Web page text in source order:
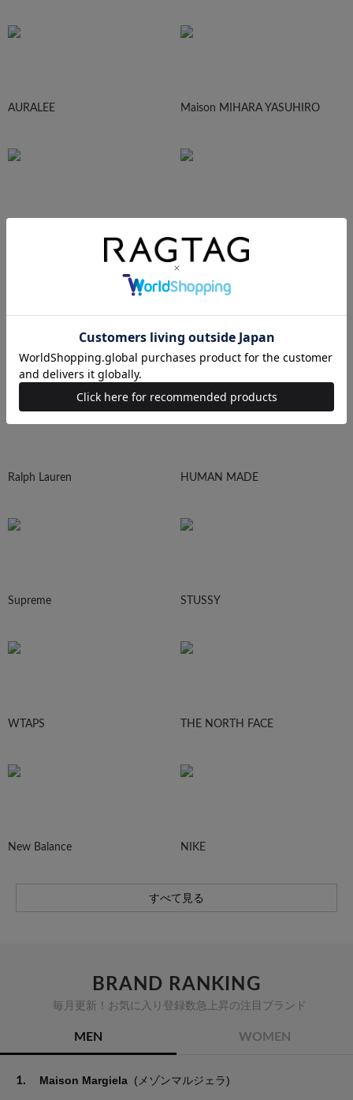
AURALEE Maison MIHARA YASUHIRO
N.HOOLYWOOD Needles
Ralph Lauren HUMAN MADE
Supreme STUSSY
WTAPS THE NORTH FACE
New Balance NIKE
すべて見る
BRAND RANKING
毎月更新！お気に入り登録数急上昇の注目ブランド
MEN WOMEN
1. Maison Margiela (メゾンマルジェラ)